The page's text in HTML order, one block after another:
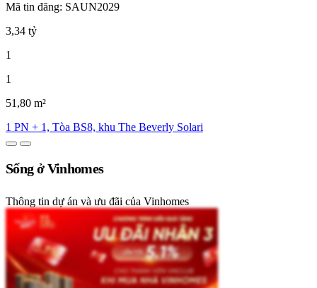
Mã tin đăng: SAUN2029
3,34 tỷ
1
1
51,80 m²
1 PN + 1, Tòa BS8, khu The Beverly Solari
Sống ở Vinhomes
Thông tin dự án và ưu đãi của Vinhomes